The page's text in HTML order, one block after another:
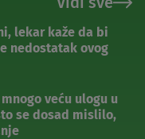
lekar kaže da bi
nedostatak ovog
veću ulogu u
se dosad mislilo,